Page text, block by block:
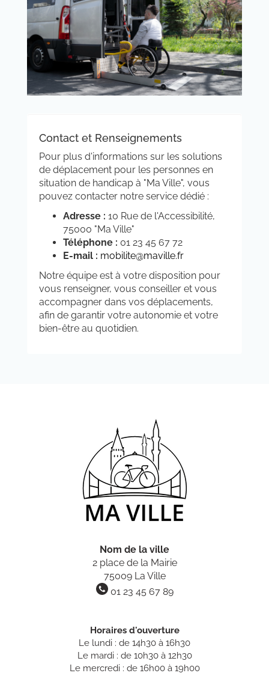
Contact et Renseignements
Pour plus d'informations sur les solutions
de déplacement pour les personnes en
situation de handicap à "Ma Ville", vous
pouvez contacter notre service dédié :
Adresse : 10 Rue de l'Accessibilité,
75000 "Ma Ville"
Téléphone : 01 23 45 67 72
E-mail : mobilite@maville.fr
Notre équipe est à votre disposition pour
vous renseigner, vous conseiller et vous
accompagner dans vos déplacements,
afin de garantir votre autonomie et votre
bien-être au quotidien.
Nom de la ville
2 place de la Mairie
75009 La Ville
01 23 45 67 89
Horaires d'ouverture
Le lundi : de 14h30 à 16h30
Le mardi : de 10h30 à 12h30
Le mercredi : de 16h00 à 19h00